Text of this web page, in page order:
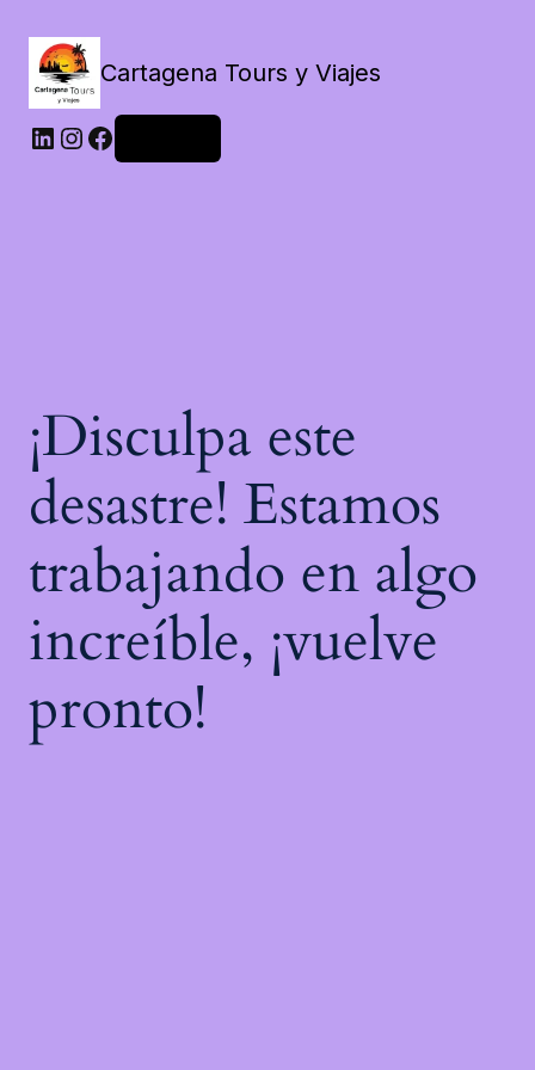
Cartagena Tours y Viajes
LinkedIn
Instagram
Facebook
¡Disculpa este
desastre! Estamos
trabajando en algo
increíble, ¡vuelve
pronto!